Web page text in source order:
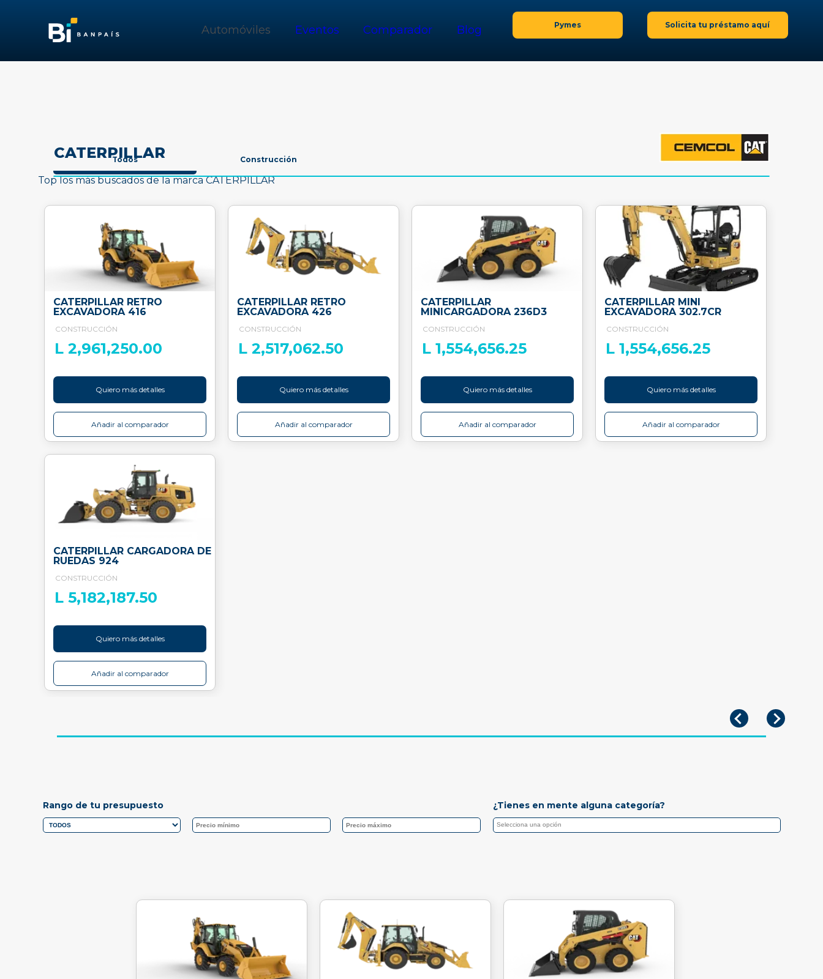
Automóviles Eventos Comparador Blog Pymes Solicita tu préstamo aquí
CATERPILLAR
Todos Construcción
Top los más buscados de la marca CATERPILLAR
CATERPILLAR RETRO
EXCAVADORA 416
CONSTRUCCIÓN
L 2,961,250.00
Quiero más detalles
Añadir al comparador
CATERPILLAR RETRO
EXCAVADORA 426
CONSTRUCCIÓN
L 2,517,062.50
Quiero más detalles
Añadir al comparador
CATERPILLAR
MINICARGADORA 236D3
CONSTRUCCIÓN
L 1,554,656.25
Quiero más detalles
Añadir al comparador
CATERPILLAR MINI
EXCAVADORA 302.7CR
CONSTRUCCIÓN
L 1,554,656.25
Quiero más detalles
Añadir al comparador
CATERPILLAR CARGADORA DE
RUEDAS 924
CONSTRUCCIÓN
L 5,182,187.50
Quiero más detalles
Añadir al comparador
Rango de tu presupuesto ¿Tienes en mente alguna categoría?